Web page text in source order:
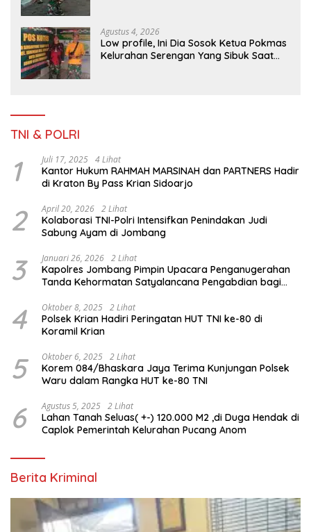
Agustus 4, 2026
Low profile, Ini Dia Sosok Ketua Pokmas
Kelurahan Serengan Yang Sibuk Saat
TNI & POLRI
1 Juli 17, 2025 4 Lihat
Kantor Hukum RAHMAH MARSINAH dan PARTNERS Hadir
di Kraton By Pass Krian Sidoarjo
2 April 20, 2026 2 Lihat
Kolaborasi TNI-Polri Intensifkan Penindakan Judi
Sabung Ayam di Jombang
3 Januari 26, 2026 2 Lihat
Kapolres Jombang Pimpin Upacara Penganugerahan
Tanda Kehormatan Satyalancana Pengabdian bagi
4 Oktober 8, 2025 2 Lihat
Polsek Krian Hadiri Peringatan HUT TNI ke-80 di
Koramil Krian
5 Oktober 6, 2025 2 Lihat
Korem 084/Bhaskara Jaya Terima Kunjungan Polsek
6 Agustus 5, 2025 2 Lihat
Lahan Tanah Seluas( +-) 120.000 M2 ,di Duga Hendak di
Caplok Pemerintah Kelurahan Pucang Anom
Berita Kriminal